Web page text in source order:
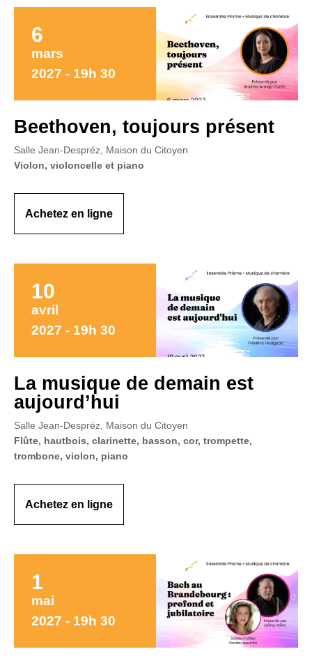
6
mars
2027 - 19h 30
Beethoven, toujours présent
Salle Jean-Despréz, Maison du Citoyen
Violon, violoncelle et piano
Achetez en ligne
10
avril
2027 - 19h 30
La musique de demain est
aujourd’hui
Salle Jean-Despréz, Maison du Citoyen
Flûte, hautbois, clarinette, basson, cor, trompette,
trombone, violon, piano
Achetez en ligne
1
mai
2027 - 19h 30